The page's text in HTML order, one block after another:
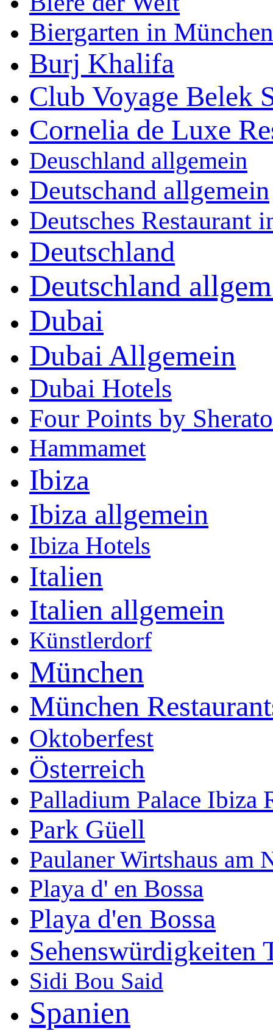
Biergarten in München
Burj Khalifa
Club Voyage Belek
Cornelia de Luxe
Deuschland allgemein
Deutschand allgemein
Deutsches Restaurant
Deutschland
Deutschland
Dubai
Dubai Allgemein
Dubai Hotels
Four Points by
Hammamet
Ibiza
Ibiza allgemein
Ibiza Hotels
Italien
Italien allgemein
Künstlerdorf
München
München
Oktoberfest
Österreich
Palladium Palace Ibiza
Park Güell
Paulaner Wirtshaus am
Playa d' en Bossa
Playa d'en Bossa
Sehenswürdigkeiten
Sidi Bou Said
Spanien